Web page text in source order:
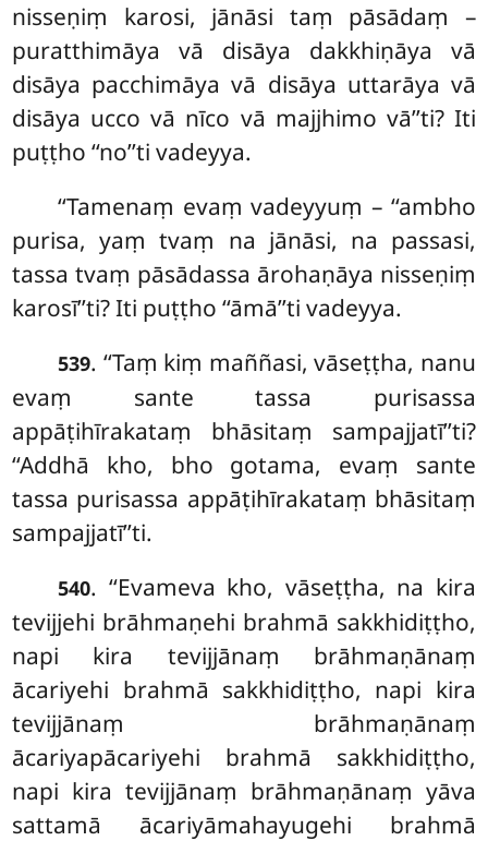
nisseṇiṃ karosi, jānāsi taṃ pāsādaṃ –
puratthimāya vā disāya dakkhiṇāya vā
disāya pacchimāyavā disāya uttarāya vā
disāya ucco vā nīco vā majjhimo vā’’ti? Iti
puṭṭho ‘‘no’’ti vadeyya.
‘‘Tamenaṃ evaṃ vadeyyuṃ – ‘‘ambho
purisa, yaṃ tvaṃ na jānāsi, na passasi,
tassa tvaṃ pāsādassa ārohaṇāya nisseṇiṃ
karosī’’ti? Iti puṭṭho ‘‘āmā’’ti vadeyya.
539. ‘‘Taṃ kiṃ maññasi, vāseṭṭha, nanu
evaṃ sante tassa purisassa
appāṭihīrakataṃ bhāsitaṃ sampajjatī’’ti?
‘‘Addhā kho, bho gotama, evaṃ sante
tassa purisassa appāṭihīrakataṃ bhāsitaṃ
sampajjatī’’ti.
540. ‘‘Evameva kho, vāseṭṭha, na kira
tevijjehi brāhmaṇehi brahmā sakkhidiṭṭho,
napi kira tevijjānaṃ brāhmaṇānaṃ
ācariyehi brahmā sakkhidiṭṭho, napi kira
tevijjānaṃ brāhmaṇānaṃ
ācariyapācariyehi brahmā sakkhidiṭṭho,
napi kira tevijjānaṃ brāhmaṇānaṃ yāva
sattamā ācariyāmahayugehi brahmā